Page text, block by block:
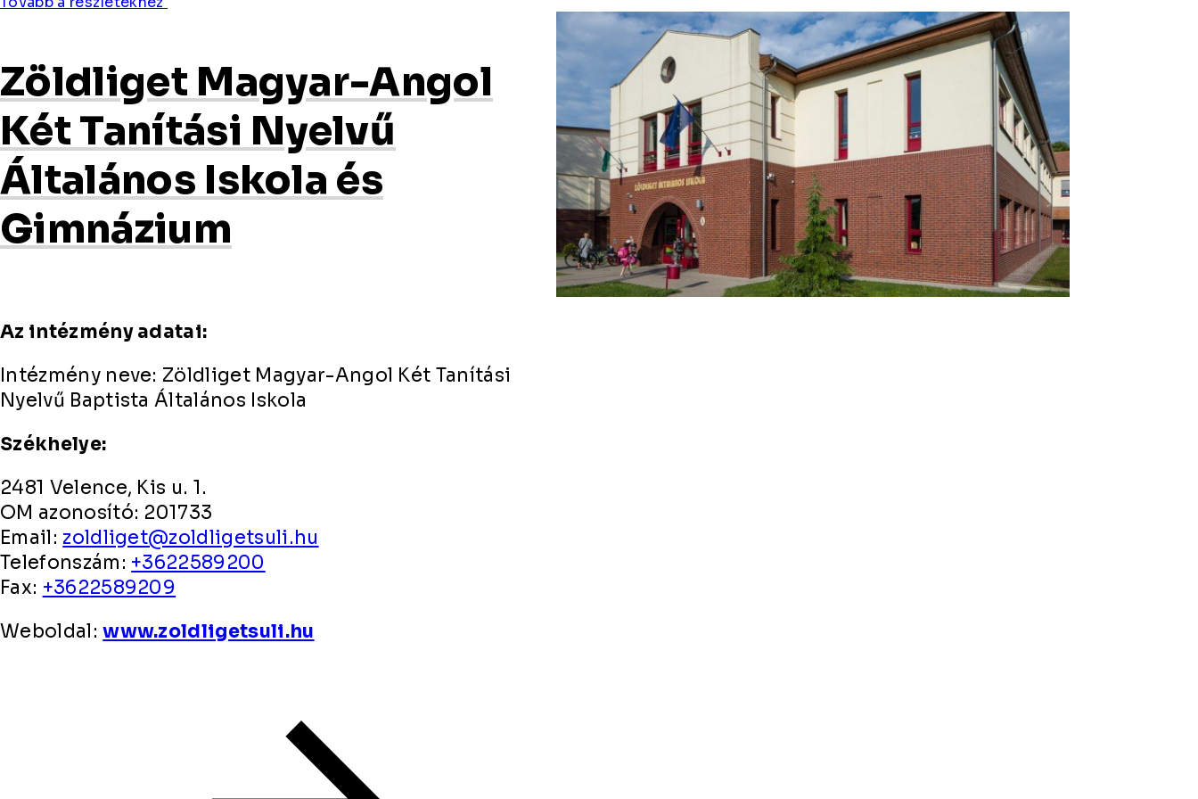
Zöldliget Magyar-Angol
Két Tanítási Nyelvű
Általános Iskola és
Gimnázium
Az intézmény adatai:
Intézmény neve: Zöldliget Magyar-Angol Két Tanítási
Nyelvű Baptista Általános Iskola
Székhelye:
2481 Velence, Kis u. 1.
OM azonosító: 201733
Email: zoldliget@zoldligetsuli.hu
Telefonszám: +3622589200
Fax: +3622589209
Weboldal:www.zoldligetsuli.hu